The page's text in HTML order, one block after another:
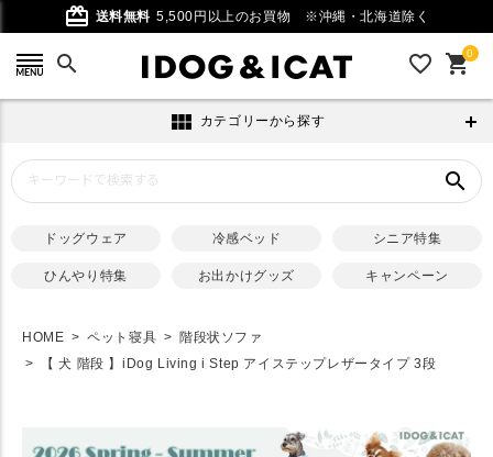
card_giftcard 送料無料 5,500円以上のお買物 ※沖縄・北海道除く
search favorite_outline 0
shopping_cart
view_module カテゴリーから探す
search
ドッグウェア 冷感ベッド シニア特集
ひんやり特集 お出かけグッズ キャンペーン
HOME ペット寝具
階段状ソファ
【 犬 階段 】iDog Living i Step アイステップレザータイプ 3段